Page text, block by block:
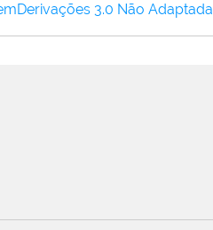
3.0 Não Adaptada